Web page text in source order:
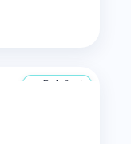
De la 0 ani